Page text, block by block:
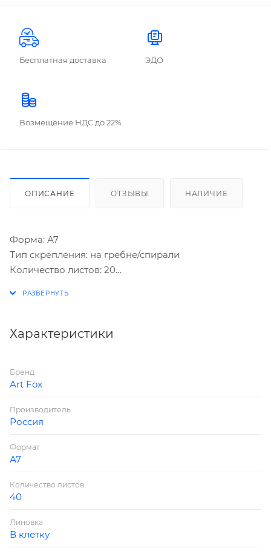
Бесплатная доставка ЭДО
Возмещение НДС до 22%
ОПИСАНИЕ ОТЗЫВЫ НАЛИЧИЕ
Форма: А7
Тип скрепления: на гребне/спирали
Количество листов: 20
Характеристики
Бренд
Art Fox
Производитель
Россия
Формат
А7
Количество листов
40
Линовка
В клетку